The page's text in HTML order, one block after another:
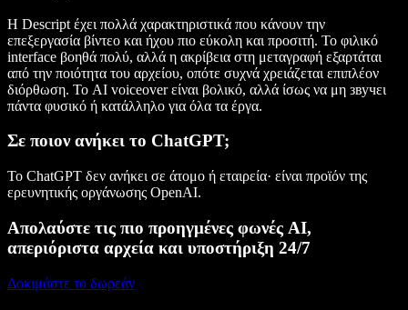
Η Descript έχει πολλά χαρακτηριστικά που κάνουν την
επεξεργασία βίντεο και ήχου πιο εύκολη και προσιτή. Το φιλικό
interface βοηθά πολύ, αλλά η ακρίβεια στη μεταγραφή εξαρτάται
από την ποιότητα του αρχείου, οπότε συχνά χρειάζεται επιπλέον
διόρθωση. Το AI voiceover είναι βολικό, αλλά ίσως να μη звучει
πάντα φυσικό ή κατάλληλο για όλα τα έργα.
Σε ποιον ανήκει το ChatGPT;
Το ChatGPT δεν ανήκει σε άτομο ή εταιρεία· είναι προϊόν της
ερευνητικής οργάνωσης OpenAI.
Απολαύστε τις πιο προηγμένες φωνές AI,
απεριόριστα αρχεία και υποστήριξη 24/7
Δοκιμάστε το δωρεάν